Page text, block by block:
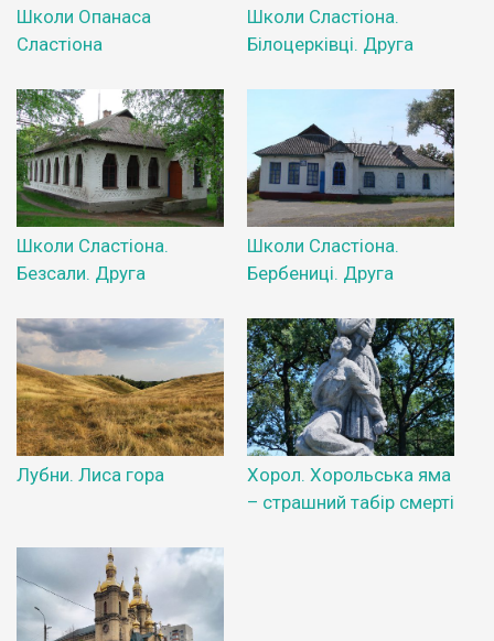
Школи Опанаса
Сластіона
Школи Сластіона.
Білоцерківці. Друга
Школи Сластіона.
Безсали. Друга
Школи Сластіона.
Бербениці. Друга
Лубни. Лиса гора
Хорол. Хорольська яма
– страшний табір смерті